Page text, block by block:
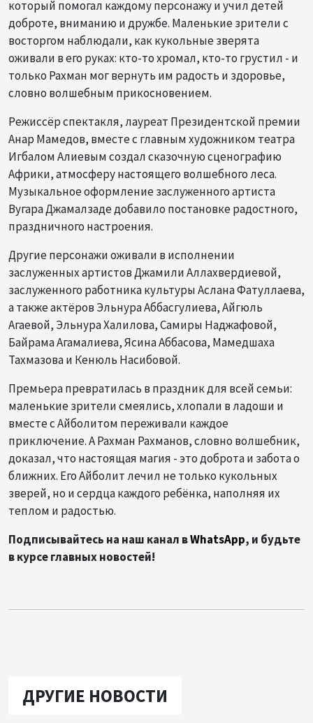
который помогал каждому персонажу и учил детей
доброте, вниманию и дружбе. Маленькие зрители с
восторгом наблюдали, как кукольные зверята
оживали в его руках: кто-то хромал, кто-то грустил - и
только Рахман мог вернуть им радость и здоровье,
словно волшебным прикосновением.
Режиссёр спектакля, лауреат Президентской премии
Анар Мамедов, вместе с главным художником театра
Игбалом Алиевым создал сказочную сценографию
Африки, атмосферу настоящего волшебного леса.
Музыкальное оформление заслуженного артиста
Вугара Джамалзаде добавило постановке радостного,
праздничного настроения.
Другие персонажи оживали в исполнении
заслуженных артистов Джамили Аллахвердиевой,
заслуженного работника культуры Аслана Фатуллаева,
а также актёров Эльнура Аббасгулиева, Айгюль
Агаевой, Эльнура Халилова, Самиры Наджафовой,
Байрама Агамалиева, Ясина Аббасова, Мамедшаха
Тахмазова и Кенюль Насибовой.
Премьера превратилась в праздник для всей семьи:
маленькие зрители смеялись, хлопали в ладоши и
вместе с Айболитом переживали каждое
приключение. А Рахман Рахманов, словно волшебник,
доказал, что настоящая магия - это доброта и забота о
ближних. Его Айболит лечил не только кукольных
зверей, но и сердца каждого ребёнка, наполняя их
теплом и радостью.
Подписывайтесь на наш канал вWhatsApp, и будьте
в курсе главных новостей!
ДРУГИЕ НОВОСТИ